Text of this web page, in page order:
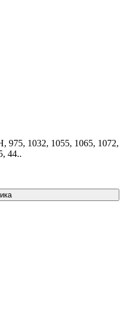
975, 1032, 1055, 1065, 1072,
44..